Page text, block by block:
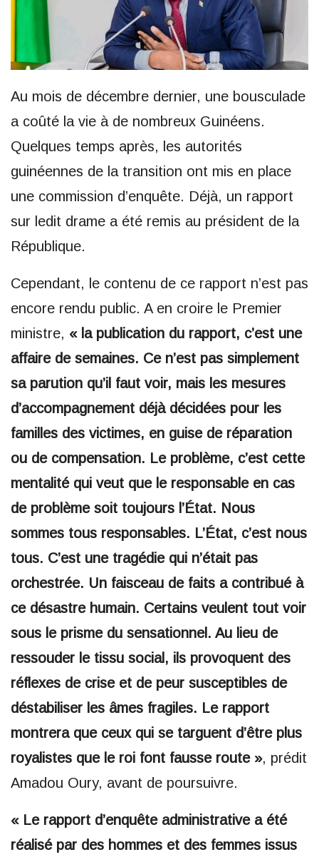
Au mois de décembre dernier, une bousculade
a coûté la vie à de nombreux Guinéens.
Quelques temps après, les autorités
guinéennes de la transition ont mis en place
une commission d’enquête. Déjà, un rapport
sur ledit drame a été remis au président de la
République.
Cependant, le contenu de ce rapport n’est pas
encore rendu public. A en croire le Premier
ministre, « la publication du rapport, c’est une
affaire de semaines. Ce n’est pas simplement
sa parution qu’il faut voir, mais les mesures
d’accompagnement déjà décidées pour les
familles des victimes, en guise de réparation
ou de compensation. Le problème, c’est cette
mentalité qui veut que le responsable en cas
de problème soit toujours l’État. Nous
sommes tous responsables. L’État, c’est nous
tous. C’est une tragédie qui n’était pas
orchestrée. Un faisceau de faits a contribué à
ce désastre humain. Certains veulent tout voir
sous le prisme du sensationnel. Au lieu de
ressouder le tissu social, ils provoquent des
réflexes de crise et de peur susceptibles de
déstabiliser les âmes fragiles. Le rapport
montrera que ceux qui se targuent d’être plus
royalistes que le roi font fausse route », prédit
Amadou Oury, avant de poursuivre.
« Le rapport d’enquête administrative a été
réalisé par des hommes et des femmes issus